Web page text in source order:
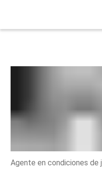
Agente en condiciones de